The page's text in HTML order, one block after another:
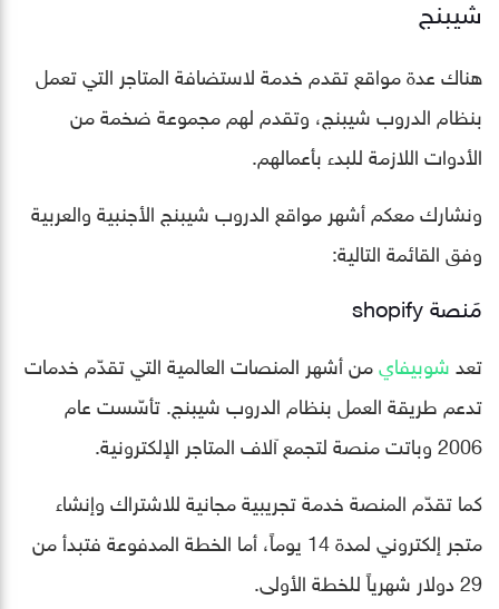
هناك عدة مواقع تقدم خدمة لاستضافة المتاجر التي تعمل
بنظام الدروب شيبنج، وتقدم لهم مجموعة ضخمة من
الأدوات اللازمة للبدء بأعمالهم.
ونشارك معكم أشهر مواقع الدروب شيبنج الأجنبية والعربية
وفق القائمة التالية:
مَنصة shopify
تعدشوبيفايمن أشهر المنصات العالمية التي تقدّم خدمات
تدعم طريقة العمل بنظام الدروب شيبنج. تأسّست عام
2006 وباتت منصة لتجمع آلاف المتاجر الإلكترونية.
كما تقدّم المنصة خدمة تجريبية مجانية للاشتراك وإنشاء
متجر إلكتروني لمدة 14 يوماً، أما الخطة المدفوعة فتبدأ من
29 دولار شهرياً للخطة الأولى.